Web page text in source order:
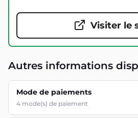
Visiter le
Autres informations
Mode de paiements
4 mode(s) de paiement